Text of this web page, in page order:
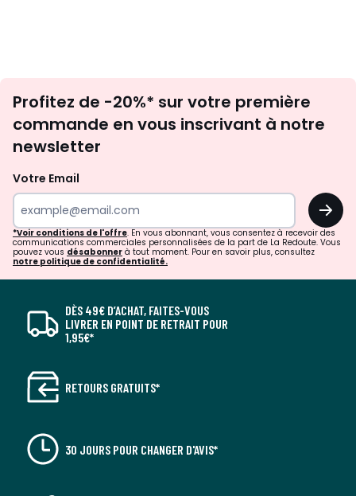
newsletter
Profitez de -20%* sur votre première
commande en vous inscrivant à notre
newsletter
Votre Email
OK
*Voir conditions de l'offre. En vous abonnant, vous consentez à recevoir des
communications commerciales personnalisées de la part de La Redoute. Vous
pouvez vous désabonner à tout moment. Pour en savoir plus, consultez
notre politique de confidentialité.
DÈS 49€ D’ACHAT, FAITES-VOUS
LIVRER EN POINT DE RETRAIT POUR
1,95€*
RETOURS GRATUITS*
30 JOURS POUR CHANGER D'AVIS*